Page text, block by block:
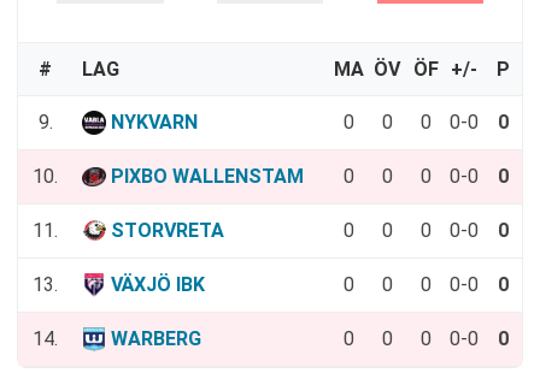
# LAG MA ÖV ÖF +/- P
9. NYKVARN 0 0 0 0-0 0
10. PIXBO WALLENSTAM 0 0 0 0-0 0
11. STORVRETA 0 0 0 0-0 0
13. VÄXJÖ IBK 0 0 0 0-0 0
14. WARBERG 0 0 0 0-0 0